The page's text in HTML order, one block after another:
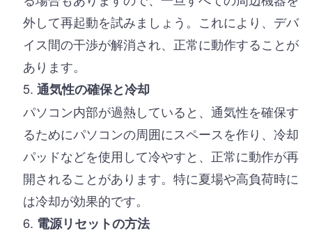
外して再起動を試みましょう。これにより、デバ
イス間の干渉が解消され、正常に動作することが
あります。
通気性の確保と冷却
パソコン内部が過熱していると、通気性を確保す
るためにパソコンの周囲にスペースを作り、冷却
パッドなどを使用して冷やすと、正常に動作が再
開されることがあります。特に夏場や高負荷時に
は冷却が効果的です。
電源リセットの方法